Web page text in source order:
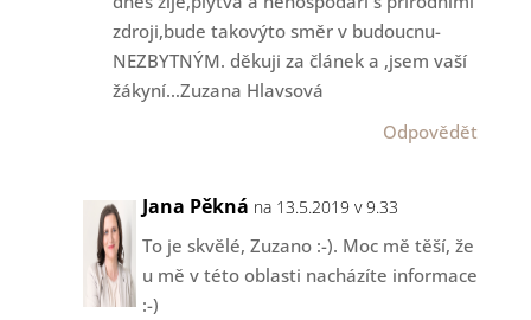
zdroji,bude takovýto směr v budoucnu-
NEZBYTNÝM. děkuji za článek a ,jsem vaší
žákyní…Zuzana Hlavsová
Odpovědět
Jana Pěkná na 13.5.2019 v 9.33
To je skvělé, Zuzano :-). Moc mě těší, že
u mě v této oblasti nacházíte informace
:-)